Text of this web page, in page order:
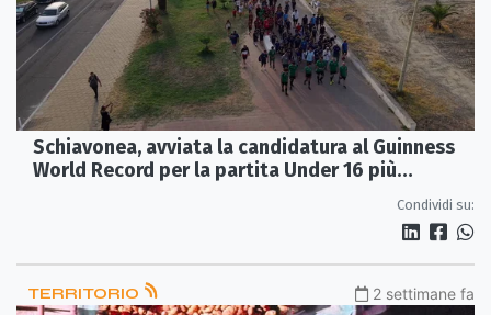
Schiavonea, avviata la candidatura al Guinness
World Record per la partita Under 16 più
Condividi su:
TERRITORIO 2 settimane fa